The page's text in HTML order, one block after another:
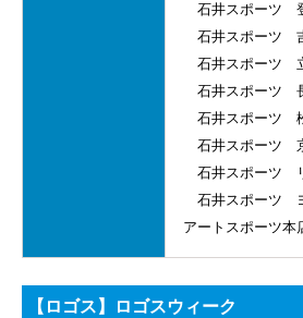
石井スポーツ
石井スポーツ
石井スポーツ
石井スポーツ
石井スポーツ
石井スポーツ
石井スポーツ
石井スポーツ
アートスポーツ本
【ロゴス】ロゴスウィーク